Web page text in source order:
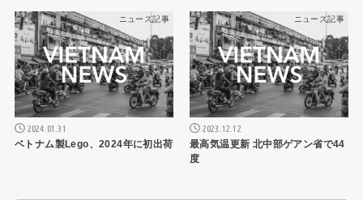
ニュース記事
2024.01.31
ベトナム製Lego、2024年に初出荷
ニュース記事
2023.12.12
最高気温更新 北中部ゲアン省で44
度